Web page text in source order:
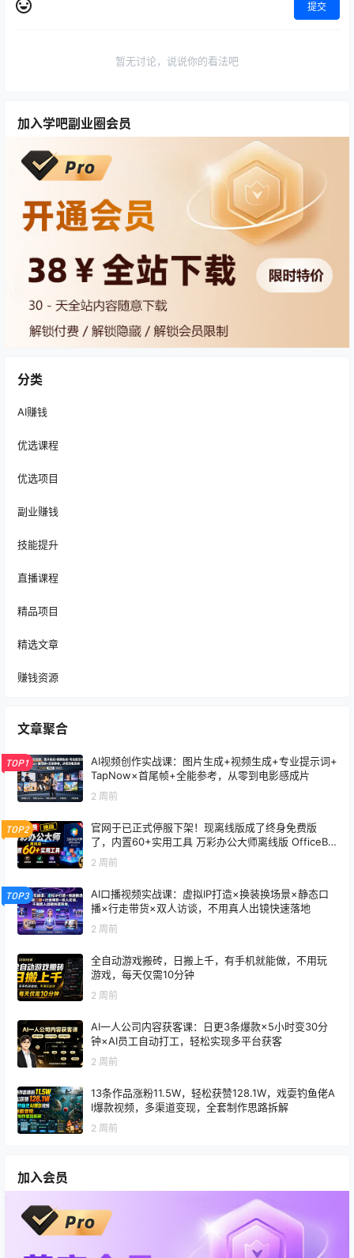
提交
暂无讨论，说说你的看法吧
加入学吧副业圈会员
分类
AI赚钱
优选课程
优选项目
副业赚钱
技能提升
直播课程
精品项目
精选文章
赚钱资源
文章聚合
TOP1
AI视频创作实战课：图片生成+视频生成+专业提示词+
TapNow×首尾帧+全能参考，从零到电影感成片
2 周前
TOP2
官网于已正式停服下架！现离线版成了终身免费版
了，内置60+实用工具 万彩办公大师离线版 OfficeBo
2 周前
TOP3
AI口播视频实战课：虚拟IP打造×换装换场景×静态口
播×行走带货×双人访谈，不用真人出镜快速落地
2 周前
全自动游戏搬砖，日搬上千，有手机就能做，不用玩
游戏，每天仅需10分钟
2 周前
AI一人公司内容获客课：日更3条爆款×5小时变30分
钟×AI员工自动打工，轻松实现多平台获客
2 周前
13条作品涨粉11.5W，轻松获赞128.1W，戏耍钓鱼佬A
I爆款视频，多渠道变现，全套制作思路拆解
2 周前
加入会员